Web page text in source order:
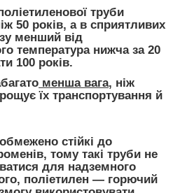
труби
50 років, а в сприятливих
менший від
температура нижча за 20
100 років.
менша вага, ніж
їх транспортування й
стійкі до
тому такі труби не
для надземного
поліетилен — горючий